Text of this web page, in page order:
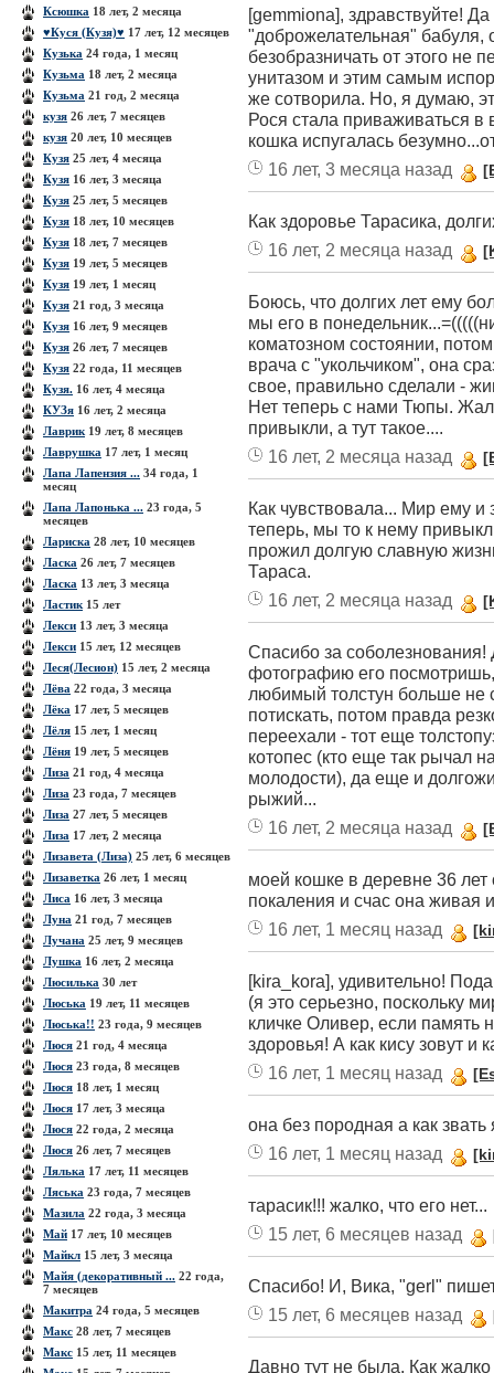
Ксюшка 18 лет, 2 месяца
♥Куcя (Кузя)♥ 17 лет, 12 месяцев
Кузька 24 года, 1 месяц
Кузьма 18 лет, 2 месяца
Кузьма 21 год, 2 месяца
кузя 26 лет, 7 месяцев
кузя 20 лет, 10 месяцев
Кузя 25 лет, 4 месяца
Кузя 16 лет, 3 месяца
Кузя 25 лет, 5 месяцев
Кузя 18 лет, 10 месяцев
Кузя 18 лет, 7 месяцев
Кузя 19 лет, 5 месяцев
Кузя 19 лет, 1 месяц
Кузя 21 год, 3 месяца
Кузя 16 лет, 9 месяцев
Кузя 26 лет, 7 месяцев
Кузя 22 года, 11 месяцев
Кузя. 16 лет, 4 месяца
КУЗя 16 лет, 2 месяца
Лаврик 19 лет, 8 месяцев
Лаврушка 17 лет, 1 месяц
Лапа Лапензия ... 34 года, 1
месяц
Лапа Лапонька ... 23 года, 5
месяцев
Лариска 28 лет, 10 месяцев
Ласка 26 лет, 7 месяцев
Ласка 13 лет, 3 месяца
Ластик 15 лет
Лекси 13 лет, 3 месяца
Лекси 15 лет, 12 месяцев
Леся(Лесион) 15 лет, 2 месяца
Лёва 22 года, 3 месяца
Лёка 17 лет, 5 месяцев
Лёля 15 лет, 1 месяц
Лёня 19 лет, 5 месяцев
Лиза 21 год, 4 месяца
Лиза 23 года, 7 месяцев
Лиза 27 лет, 5 месяцев
Лиза 17 лет, 2 месяца
Лизавета (Лиза) 25 лет, 6 месяцев
Лизаветка 26 лет, 1 месяц
Лиса 16 лет, 3 месяца
Луна 21 год, 7 месяцев
Лучана 25 лет, 9 месяцев
Лушка 16 лет, 2 месяца
Люсилька 30 лет
Люська 19 лет, 11 месяцев
Люська!! 23 года, 9 месяцев
Люся 21 год, 4 месяца
Люся 23 года, 8 месяцев
Люся 18 лет, 1 месяц
Люся 17 лет, 3 месяца
Люся 22 года, 2 месяца
Люся 26 лет, 7 месяцев
Лялька 17 лет, 11 месяцев
Ляська 23 года, 7 месяцев
Мазила 22 года, 3 месяца
Май 17 лет, 10 месяцев
Майкл 15 лет, 3 месяца
Майя (декоративный ... 22 года,
7 месяцев
Макитра 24 года, 5 месяцев
Макс 28 лет, 7 месяцев
Макс 15 лет, 11 месяцев
[gemmiona], здравствуйте!
"доброжелательная" бабуля,
безобразничать от этого не
унитазом и этим самым
же сотворила. Но, я думаю,
Рося стала приваживаться в
кошка испугалась
16 лет, 3 месяца назад
Как здоровье Тарасика,
16 лет, 2 месяца назад
Боюсь, что долгих лет ему
мы его в
коматозном состоянии,
врача с "укольчиком", она
свое, правильно сделали -
Нет теперь с нами Тюпы.
привыкли, а тут такое....
16 лет, 2 месяца назад
Как чувствовала... Мир ему
теперь, мы то к нему
прожил долгую славную
Тараса.
16 лет, 2 месяца назад
Спасибо за
фотографию его посмотришь,
любимый толстун больше не
потискать, потом правда
переехали - тот еще
котопес (кто еще так рычал
молодости), да еще и
рыжий...
16 лет, 2 месяца назад
моей кошке в деревне 36
покаления и счас она живая
16 лет, 1 месяц назад
[kira_kora], удивительно!
(я это серьезно, поскольку
кличке Оливер, если память
здоровья! А как кису зовут и
16 лет, 1 месяц назад
она без породная а как
16 лет, 1 месяц назад
тарасик!!! жалко, что его нет...
15 лет, 6 месяцев назад
Спасибо! И, Вика, "gerl"
15 лет, 6 месяцев назад
Давно тут не была. Как